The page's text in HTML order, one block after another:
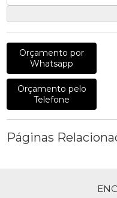
Orçamento por
Whatsapp
Orçamento pelo
Telefone
Páginas